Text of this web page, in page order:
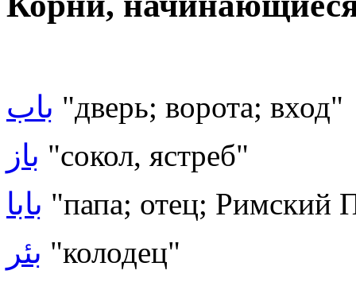
باب "дверь; ворота; вход"
باز "сокол, ястреб"
بابا "папа; отец; Римский
بئر "колодец"